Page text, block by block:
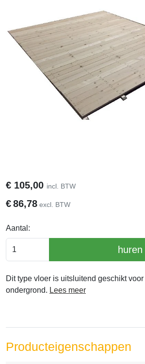
€ 105,00 incl. BTW
€86,78 excl. BTW
Aantal:
huren
Dit type vloer is uitsluitend geschikt
ondergrond. Lees meer
Producteigenschappen